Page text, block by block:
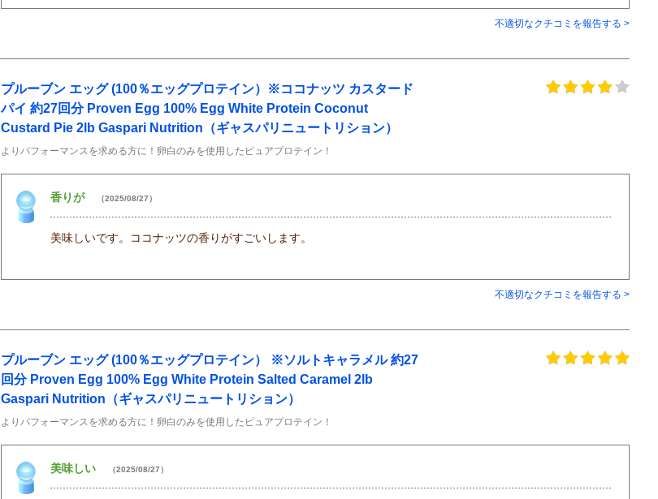
不適切なクチコミを報告する >
プルーブン エッグ (100％エッグプロテイン）※ココナッツ カスタード
パイ 約27回分 Proven Egg 100% Egg White Protein Coconut
Custard Pie 2lb Gaspari Nutrition（ギャスパリニュートリション）
よりパフォーマンスを求める方に！卵白のみを使用したピュアプロテイン！
香りが （2025/08/27）
美味しいです。ココナッツの香りがすごいします。
不適切なクチコミを報告する >
プルーブン エッグ (100％エッグプロテイン） ※ソルトキャラメル 約27
回分 Proven Egg 100% Egg White Protein Salted Caramel 2lb
Gaspari Nutrition（ギャスパリニュートリション）
よりパフォーマンスを求める方に！卵白のみを使用したピュアプロテイン！
美味しい （2025/08/27）